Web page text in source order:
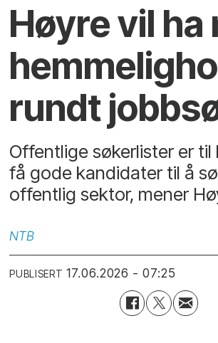
Høyre vil ha
rundt
Offentlige søkerlister er til
få gode kandidater til å
offentlig sektor, mener
NTB
PUBLISERT 17.06.2026 - 07:25